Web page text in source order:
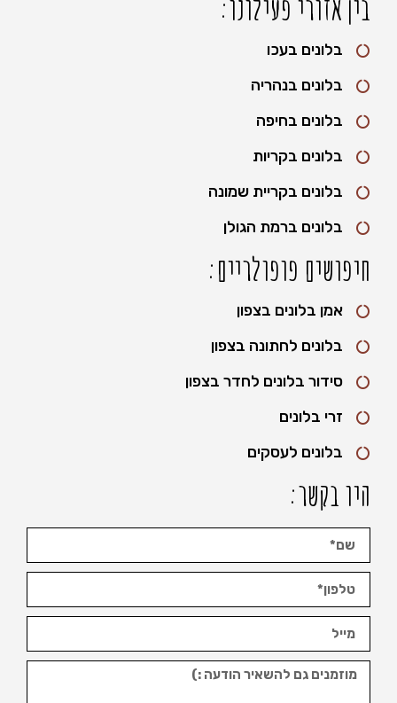
בין אזורי פעילונו:
בלונים בעכו
בלונים בנהריה
בלונים בחיפה
בלונים בקריות
בלונים בקריית שמונה
בלונים ברמת הגולן
חיפושים פופולריים:
אמן בלונים בצפון
בלונים לחתונה בצפון
סידור בלונים לחדר בצפון
זרי בלונים
בלונים לעסקים
היו בקשר: